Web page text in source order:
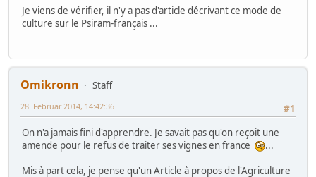
Je viens de vérifier, il n'y a pas d'article décrivant ce mode de
culture sur le Psiram-français ...
Omikronn
Staff
#1
28. Februar 2014, 14:42:36
On n'a jamais fini d'apprendre. Je savait pas qu'on reçoit une
amende pour le refus de traiter ses vignes en france
...
Mis à part cela, je pense qu'un Article à propos de l'Agriculture